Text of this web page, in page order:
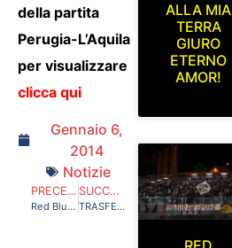
della partita
Perugia-L’Aquila
per visualizzare
clicca qui
Gennaio 6,
2014
Notizie
PRECEDENTE
Red Blue Eagles L’Aquila 1978 a Perugia.Perugia-L’Aquila Domenica 10 Novembre 2013
SUCCESSIVO
TRASFERTA A PISA DOMENICA 19 GENNAIO 2014
ALLA MIA
TERRA
GIURO
ETERNO
AMOR!